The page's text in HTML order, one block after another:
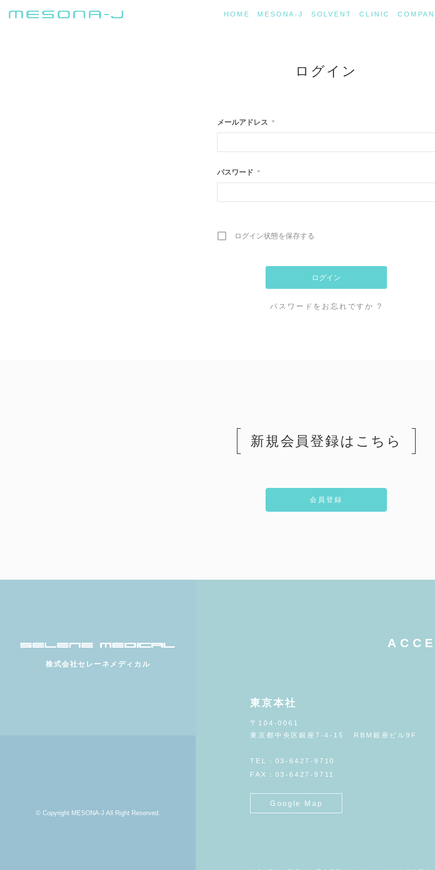
HOME MESONA-J SOLVENT CLINIC
ログイン
メールアドレス *
パスワード *
ログイン状態を保存する
パスワードをお忘れですか ?
新規会員登録はこちら
会員登録
東京本社
〒104-0061
東京都中央区銀座7-4-15
RBM銀座ビル9F
TEL：03-6427-9710
FAX：03-6427-9711
Google Map
株式会社セレーネメディカル
© Copyright MESONA-J All Right Reserved.